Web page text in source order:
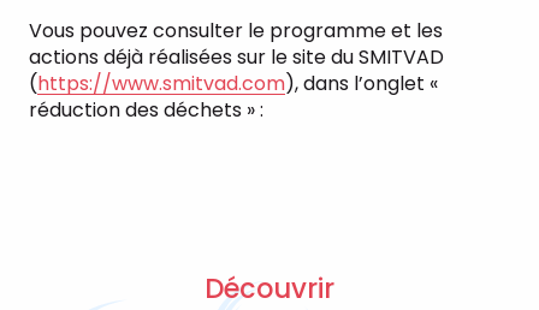
Vous pouvez consulter le programme et les
actions déjà réalisées sur le site du SMITVAD
(https://www.smitvad.com), dans l’onglet «
réduction des déchets » :
Découvrir